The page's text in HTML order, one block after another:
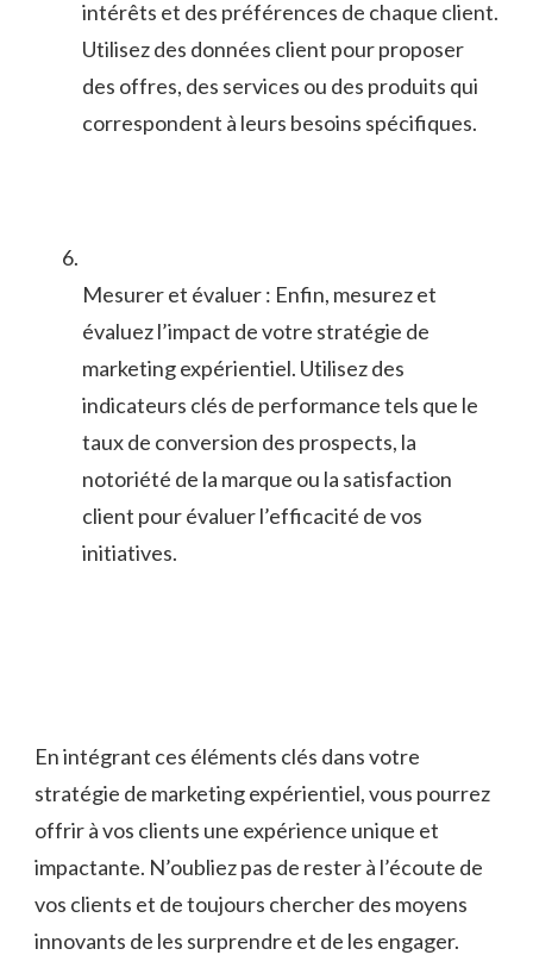
intérêts et ‌des préférences de chaque client.
Utilisez des⁣ données client⁢ pour proposer
des offres,⁢ des‍ services‌ ou des produits qui
correspondent⁢ à leurs besoins spécifiques.
Mesurer​ et‌ évaluer : Enfin, mesurez et
évaluez l’impact de votre stratégie de
marketing expérientiel. ‌Utilisez des
indicateurs clés ⁣de performance‌ tels que ⁣le
taux de conversion des prospects, ​la
notoriété de la marque ou la satisfaction
client pour évaluer l’efficacité de vos
initiatives.
En intégrant ces éléments clés dans votre
stratégie de marketing expérientiel, vous pourrez
offrir à vos clients une‍ expérience unique et
impactante. N’oubliez pas de rester à l’écoute de
vos⁤ clients et de toujours chercher des moyens
⁣innovants de les surprendre‌ et de les ⁢engager.